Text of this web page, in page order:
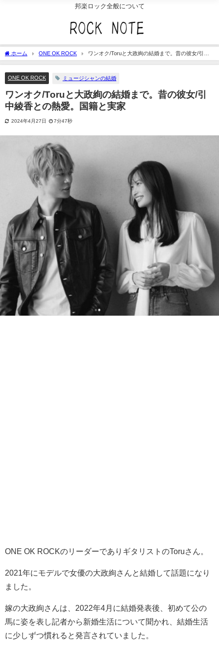
邦楽ロック全般について
ホーム ONE OK ROCK
ワンオク/Toruと大政絢の結婚まで。昔の彼女/引中
綾香との熱愛。国籍と実家
ONE OK ROCK ミュージシャンの結婚
ワンオク/Toruと大政絢の結婚まで。昔の彼女/引
中綾香との熱愛。国籍と実家
2024年4月27日 7分47秒
ONE OK ROCKのリーダーでありギタリストのToruさん。
2021年にモデルで女優の大政絢さんと結婚して話題になり
ました。
嫁の大政絢さんは、2022年4月に結婚発表後、初めて公の
馬に姿を表し記者から新婚生活について聞かれ、結婚生活
に少しずつ慣れると発言されていました。